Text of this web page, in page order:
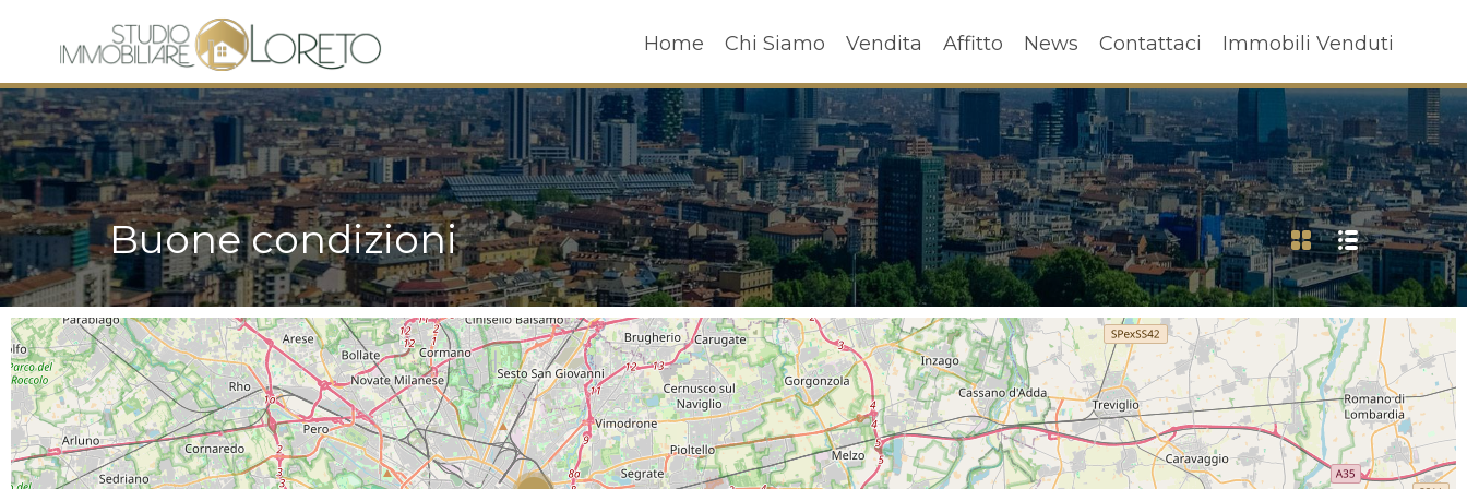
Home Chi Siamo Vendita Affitto News Contattaci Immobili Venduti
Home Chi Siamo Vendita Affitto News Contattaci Immobili Venduti
Buone condizioni